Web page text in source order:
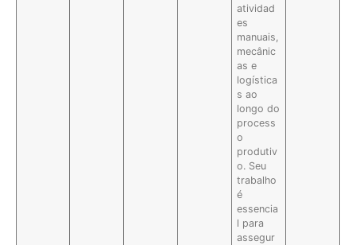
atividad
es
manuais,
mecânic
as e
logística
s ao
longo do
process
o
produtiv
o. Seu
trabalho
é
essencia
l para
assegur